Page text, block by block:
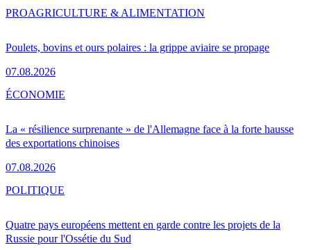
Poulets, bovins et ours polaires : la grippe aviaire se propage
07.08.2026
PROAGRICULTURE & ALIMENTATION
La « résilience surprenante » de l'Allemagne face à la forte hausse
des exportations chinoises
07.08.2026
ÉCONOMIE
Quatre pays européens mettent en garde contre les projets de la
Russie pour l'Ossétie du Sud
POLITIQUE